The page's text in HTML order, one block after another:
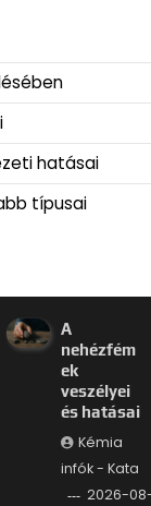
hatásai
típusai
A
nehézfém
ek
veszélyei
és hatásai
Kémia
infók - Kata
2026-